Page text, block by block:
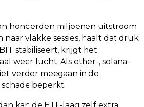
honderden miljoenen uitstroom
vlakke sessies, haalt dat druk
stabiliseert, krijgt het
weer lucht. Als ether-, solana-
verder meegaan in de
beperkt.
kan de ETF-laag zelf extra